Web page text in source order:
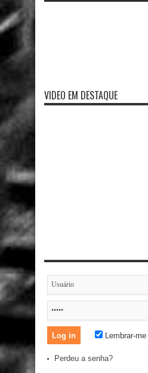
VIDEO EM DESTAQUE
Lembrar-me
Perdeu a senha?